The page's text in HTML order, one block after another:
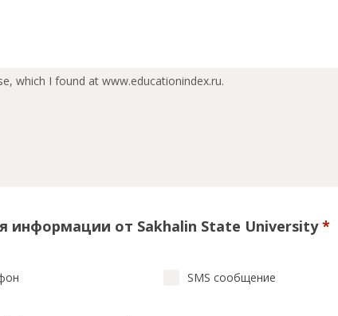
информации от Sakhalin State University*
SMS сообщение